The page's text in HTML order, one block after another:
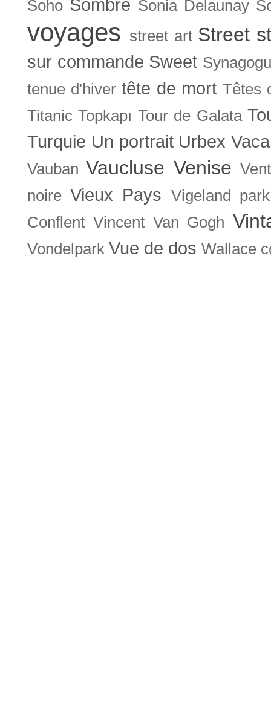
Soho Sombre Sonia Delaunay
voyages street art Street
sur commande Sweet
tenue d'hiver tête de mort Têtes
Titanic Topkapı Tour de Galata
Turquie Un portrait Urbex
Vauban Vaucluse Venise
noire Vieux Pays
Vigeland park
Conflent Vincent Van Gogh
Vondelpark Vue de dos Wallace